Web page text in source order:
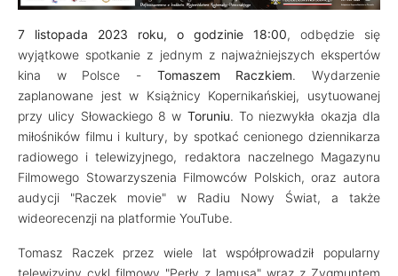
7 listopada 2023 roku, o godzinie 18:00, odbędzie się
wyjątkowe spotkanie z jednym z najważniejszych ekspertów
kina w Polsce - Tomaszem Raczkiem. Wydarzenie
zaplanowane jest w Książnicy Kopernikańskiej, usytuowanej
przy ulicy Słowackiego 8 w Toruniu. To niezwykła okazja dla
miłośników filmu i kultury, by spotkać cenionego dziennikarza
radiowego i telewizyjnego, redaktora naczelnego Magazynu
Filmowego Stowarzyszenia Filmowców Polskich, oraz autora
audycji "Raczek movie" w Radiu Nowy Świat, a także
wideorecenzji na platformie YouTube.
Tomasz Raczek przez wiele lat współprowadził popularny
telewizyjny cykl filmowy "Perły z lamusa" wraz z Zygmuntem